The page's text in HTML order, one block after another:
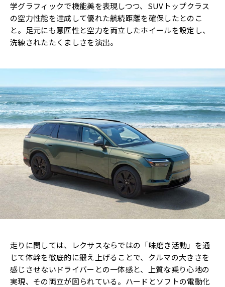
学グラフィックで機能美を表現しつつ、SUVトップクラス
の空力性能を達成して優れた航続距離を確保したとのこ
と。足元にも意匠性と空力を両立したホイールを設定し、
洗練されたたくましさを演出。
走りに関しては、レクサスならではの「味磨き活動」を通
じて体幹を徹底的に鍛え上げることで、クルマの大きさを
感じさせないドライバーとの一体感と、上質な乗り心地の
実現、その両立が図られている。ハードとソフトの電動化